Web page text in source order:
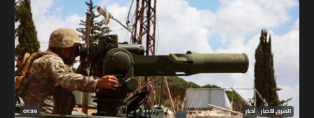
01:39 الشرق للأخبار أخبار